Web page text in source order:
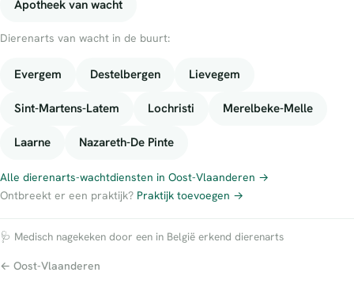
Apotheek van wacht
Dierenarts van wacht in de buurt:
Evergem Destelbergen Lievegem
Sint-Martens-Latem Lochristi Merelbeke-Melle
Laarne Nazareth-De Pinte
Alle dierenarts-wachtdiensten in Oost-Vlaanderen →
Ontbreekt er een praktijk? Praktijk toevoegen →
🩺 Medisch nagekeken door een in België erkend dierenarts
← Oost-Vlaanderen